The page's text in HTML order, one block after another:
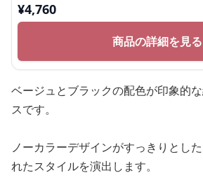
¥4,760
商品の詳細を見る
ベージュとブラックの配色が印象的
スです。
ノーカラーデザインがすっきりとし
れたスタイルを演出します。